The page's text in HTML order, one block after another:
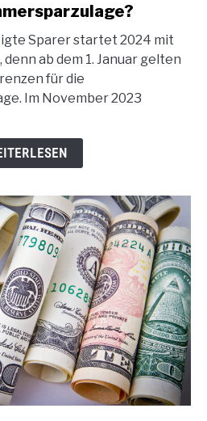
Sparer startet 2024 mit
ab dem 1. Januar gelten
für die
Im November 2023